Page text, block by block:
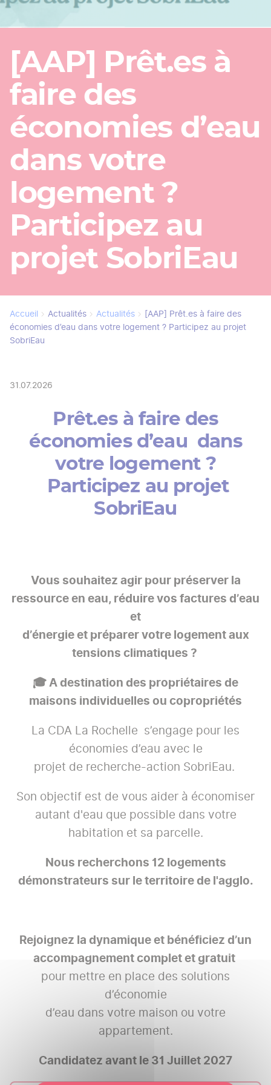
[AAP] Prêt.es à
faire des
économies d’eau
dans votre
logement ?
Participez au
projet SobriEau
Fil
d'Ariane
Accueil Actualités Actualités
[AAP] Prêt.es à faire des
économies d’eau dans votre logement ? Participez au projet
SobriEau
31.07.2026
Prêt.es à faire des
économies d’eau dans
votre logement ?
Participez au projet
SobriEau
Vous souhaitez agir pour préserver la
ressource en eau, réduire vos factures d’eau
et
d’énergie et préparer votre logement aux
tensions climatiques ?
🎓 A destination des propriétaires de
maisons individuelles ou copropriétés
La CDA La Rochelle s’engage pour les
économies d’eau avec le
projet de recherche-action SobriEau.
Son objectif est de vous aider à économiser
autant d'eau que possible dans votre
habitation et sa parcelle.
Nous recherchons 12 logements
démonstrateurs sur le territoire de l'agglo.
Rejoignez la dynamique et bénéficiez d’un
accompagnement complet et gratuit
pour mettre en place des solutions
d’économie
d’eau dans votre maison ou votre
appartement.
Candidatez avant le 31 Juillet 2027